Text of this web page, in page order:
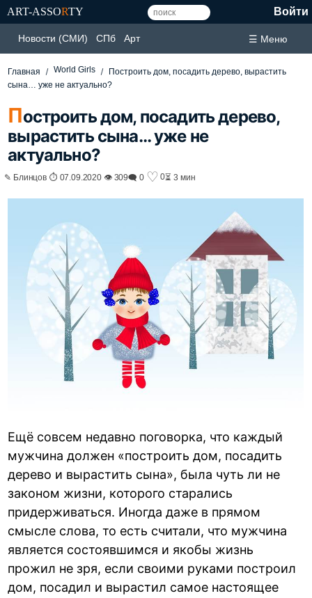
ART-ASSORTY Войти
Новости (СМИ) СПб Арт ☰ Меню
Главная World Girls
Построить дом, посадить дерево, вырастить
сына… уже не актуально?
Построить дом, посадить дерево,
вырастить сына… уже не
актуально?
✎ Блинцов ⏱ 07.09.2020 👁 309🗨 0 ♡ 0⏳ 3 мин
Ещё совсем недавно поговорка, что каждый
мужчина должен «построить дом, посадить
дерево и вырастить сына», была чуть ли не
законом жизни, которого старались
придерживаться. Иногда даже в прямом
смысле слова, то есть считали, что мужчина
является состоявшимся и якобы жизнь
прожил не зря, если своими руками построил
дом, посадил и вырастил самое настоящее